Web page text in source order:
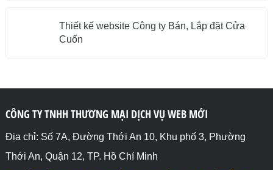
Thiết kế website Công ty Bán, Lắp đặt Cửa
Cuốn
CÔNG TY TNHH THƯƠNG MẠI DỊCH VỤ WEB MỚI
Địa chỉ: Số 7A, Đường Thới An 10, Khu phố 3, Phường
Thới An, Quận 12, TP. Hồ Chí Minh